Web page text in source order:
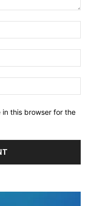
in this browser for the